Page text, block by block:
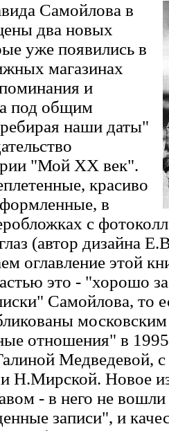
Самойлова в
два новых
уже появились в
магазинах
и
под общим
наши даты"
"Мой XX век".
красиво
в
с
(автор дизайна
оглавление этой
это - "хорошо
Самойлова, то
московским
отношения" в 1995
Медведевой,
Н.Мирской. Новое
- в него не
записи", и